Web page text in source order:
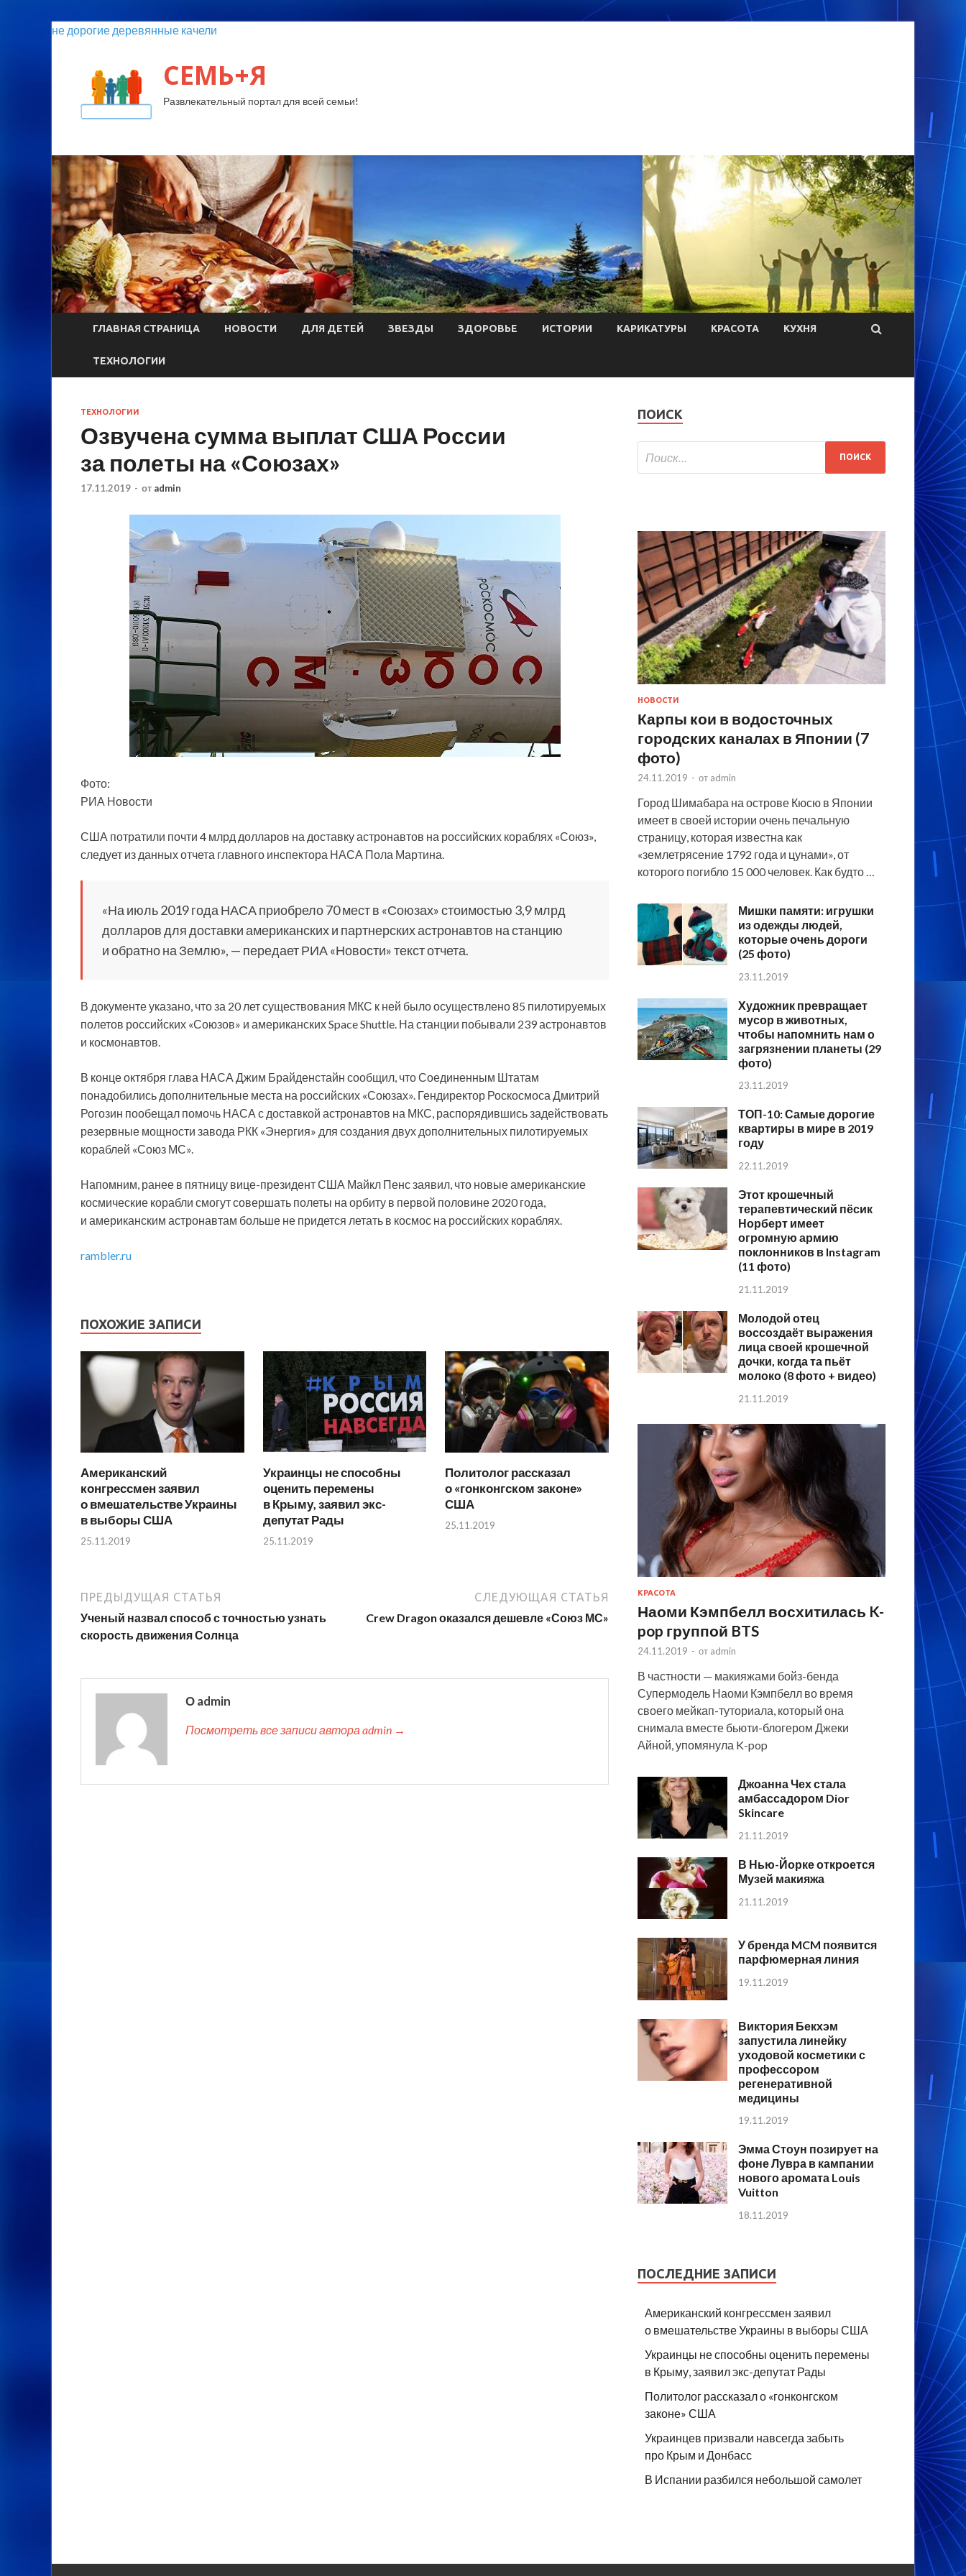
не дорогие деревянные качели
СЕМЬ+Я
Развлекательный портал для всей семьи!
ГЛАВНАЯ СТРАНИЦА НОВОСТИ ДЛЯ ДЕТЕЙ ЗВЕЗДЫ ЗДОРОВЬЕ ИСТОРИИ КАРИКАТУРЫ КРАСОТА КУХНЯ
ТЕХНОЛОГИИ
ТЕХНОЛОГИИ
Озвучена сумма выплат США России
за полеты на «Союзах»
17.11.2019 - от admin
Фото:
РИА Новости
США потратили почти 4 млрд долларов на доставку астронавтов на российских кораблях «Союз»,
следует из данных отчета главного инспектора НАСА Пола Мартина.
«На июль 2019 года НАСА приобрело 70 мест в «Союзах» стоимостью 3,9 млрд
долларовдля доставки американских и партнерских астронавтов на станцию
и обратно на Землю», — передает РИА «Новости» текст отчета.
В документе указано, что за 20 лет существования МКС к ней было осуществлено 85 пилотируемых
полетов российских «Союзов» и американских Space Shuttle. На станции побывали 239 астронавтов
и космонавтов.
В конце октября глава НАСА Джим Брайденстайн сообщил, что Соединенным Штатам
понадобились дополнительные места на российских «Союзах». Гендиректор Роскосмоса Дмитрий
Рогозин пообещал помочь НАСА с доставкой астронавтов на МКС, распорядившись задействовать
резервные мощности завода РКК «Энергия» для создания двух дополнительных пилотируемых
кораблей «Союз МС».
Напомним, ранее в пятницу вице-президент США Майкл Пенс заявил, что новые американские
космические корабли смогут совершать полеты на орбиту в первой половине 2020 года,
и американским астронавтам больше не придется летать в космос на российских кораблях.
rambler.ru
ПОХОЖИЕ ЗАПИСИ
Американский
конгрессмен заявил
о вмешательстве Украины
в выборы США
25.11.2019
Украинцы не способны
оценить перемены
в Крыму, заявил экс-
депутат Рады
25.11.2019
Политолог рассказал
о «гонконгском законе»
США
25.11.2019
ПРЕДЫДУЩАЯ СТАТЬЯ
Ученый назвал способ с точностью узнать
скорость движения Солнца
СЛЕДУЮЩАЯ СТАТЬЯ
Crew Dragon оказался дешевле «Союз МС»
О admin
Посмотреть все записи автора admin →
ПОИСК
НОВОСТИ
Карпы кои в водосточных
городских каналах в Японии (7
фото)
24.11.2019 - от admin
Город Шимабара на острове Кюсю в Японии
имеет в своей истории очень печальную
страницу, которая известна как
«землетрясение 1792 года и цунами», от
которого погибло 15 000 человек. Как будто …
Мишки памяти: игрушки
из одежды людей,
которые очень дороги
(25 фото)
23.11.2019
Художник превращает
мусор в животных,
чтобы напомнить нам о
загрязнении планеты (29
фото)
23.11.2019
ТОП-10: Самые дорогие
квартиры в мире в 2019
году
22.11.2019
Этот крошечный
терапевтический пёсик
Норберт имеет
огромную армию
поклонников в Instagram
(11 фото)
21.11.2019
Молодой отец
воссоздаёт выражения
лица своей крошечной
дочки, когда та пьёт
молоко (8 фото + видео)
21.11.2019
КРАСОТА
Наоми Кэмпбелл восхитилась K-
pop группой BTS
24.11.2019 - от admin
В частности — макияжами бойз-бенда
Супермодель Наоми Кэмпбелл во время
своего мейкап-туториала, который она
снимала вместе бьюти-блогером Джеки
Айной, упомянула K-pop
Джоанна Чех стала
амбассадором Dior
Skincare
21.11.2019
В Нью-Йорке откроется
Музей макияжа
21.11.2019
У бренда MCM появится
парфюмерная линия
19.11.2019
Виктория Бекхэм
запустила линейку
уходовой косметики с
профессором
регенеративной
медицины
19.11.2019
Эмма Стоун позирует на
фоне Лувра в кампании
нового аромата Louis
Vuitton
18.11.2019
ПОСЛЕДНИЕ ЗАПИСИ
Американский конгрессмен заявил
о вмешательстве Украины в выборы США
Украинцы не способны оценить перемены
в Крыму, заявил экс-депутат Рады
Политолог рассказал о «гонконгском
законе» США
Украинцев призвали навсегда забыть
про Крым и Донбасс
В Испании разбился небольшой самолет